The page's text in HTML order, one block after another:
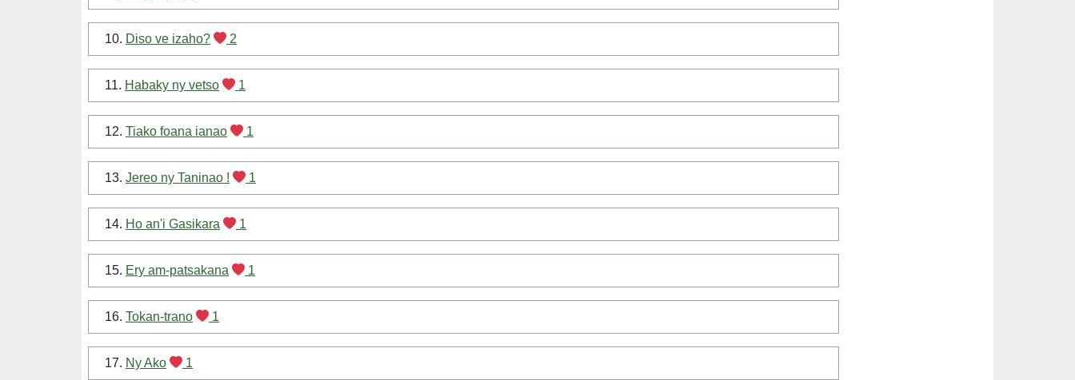
10. Diso ve izaho? 2
11. Habaky ny vetso 1
12. Tiako foana ianao 1
13. Jereo ny Taninao ! 1
14. Ho an'i Gasikara 1
15. Ery am-patsakana 1
16. Tokan-trano 1
17. Ny Ako 1